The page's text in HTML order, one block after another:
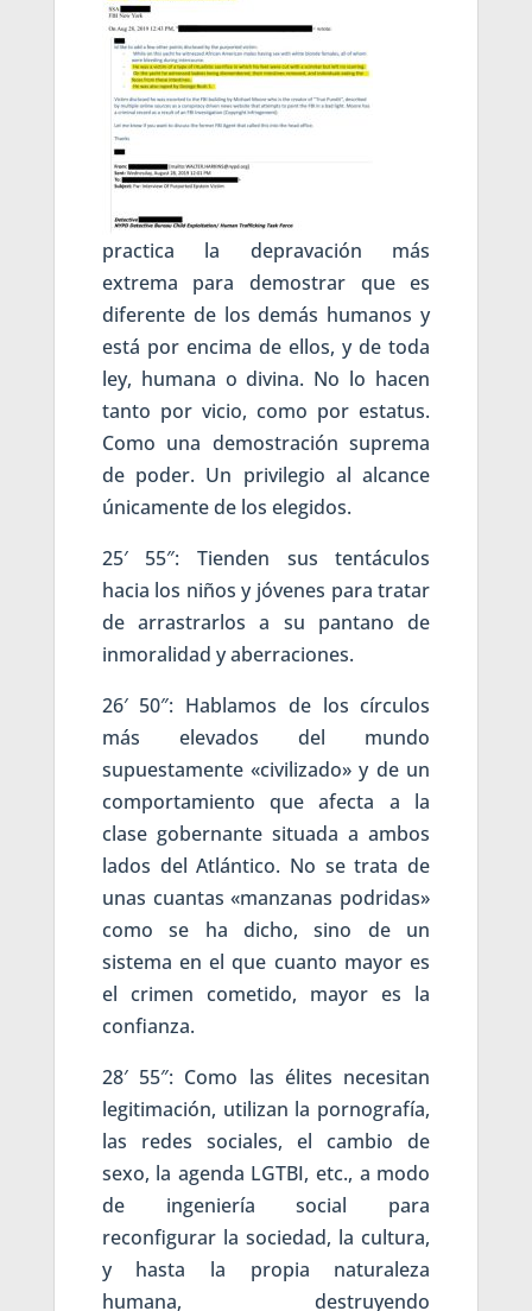
practica la depravación más
extrema para demostrar que es
diferente de los demás humanos y
está por encima de ellos, y de toda
ley, humana o divina. No lo hacen
tanto por vicio, como por estatus.
Como una demostración suprema
de poder. Un privilegio al alcance
únicamente de los elegidos.
25′ 55″: Tienden sus tentáculos
hacia los niños y jóvenes para tratar
de arrastrarlos a su pantano de
inmoralidad y aberraciones.
26′ 50″: Hablamos de los círculos
más elevados del mundo
supuestamente «civilizado» y de un
comportamiento que afecta a la
clase gobernante situada a ambos
lados del Atlántico. No se trata de
unas cuantas «manzanas podridas»
como se ha dicho, sino de un
sistema en el que cuanto mayor es
el crimen cometido, mayor es la
confianza.
28′ 55″: Como las élites necesitan
legitimación, utilizan la pornografía,
las redes sociales, el cambio de
sexo, la agenda LGTBI, etc., a modo
de ingeniería social para
reconfigurar la sociedad, la cultura,
y hasta la propia naturaleza
humana, destruyendo